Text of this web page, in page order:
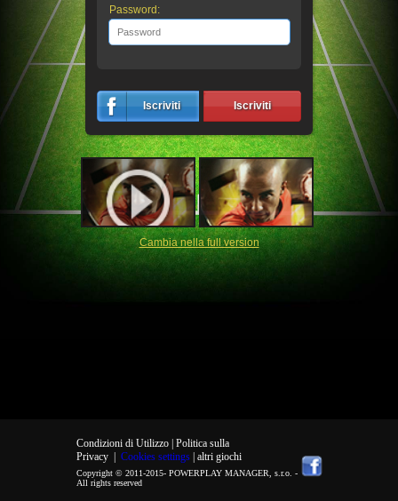
Password:
Iscriviti Iscriviti
Cambia nella full version
Condizioni di Utilizzo | Politica sulla
Privacy| Cookies settings | altri giochi
Copyright © 2011-2015- POWERPLAY MANAGER, s.r.o. -
All rights reserved